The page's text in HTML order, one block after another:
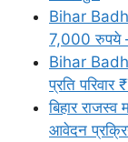
Bihar Badh
7,000 रुपये –
Bihar Badh
प्रति
बिहार
आवेदन